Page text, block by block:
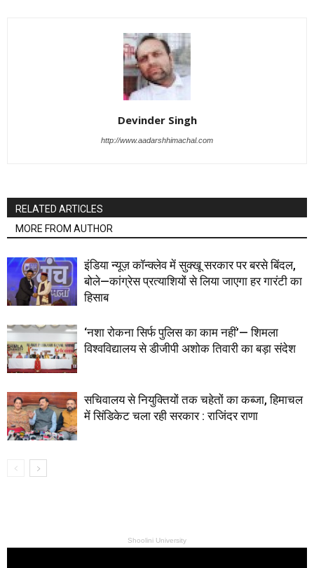
Devinder Singh
http://www.aadarshhimachal.com
RELATED ARTICLES
MORE FROM AUTHOR
इंडिया न्यूज़ कॉन्क्लेव में सुक्खू सरकार पर बरसे बिंदल,
बोले—कांग्रेस प्रत्याशियों से लिया जाएगा हर गारंटी का
हिसाब
‘नशा रोकना सिर्फ पुलिस का काम नहीं’— शिमला
विश्वविद्यालय से डीजीपी अशोक तिवारी का बड़ा संदेश
सचिवालय से नियुक्तियों तक चहेतों का कब्जा, हिमाचल
में सिंडिकेट चला रही सरकार : राजिंदर राणा
Shoolini University